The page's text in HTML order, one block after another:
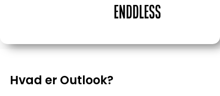
Hvad er Outlook?